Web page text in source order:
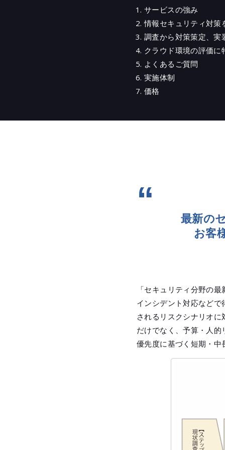
サービスの強み
情報セキュリティ対策
調査から対策策定、実
クラウド環境の評価
よくあるご質問
実施体制
価格
最新の
お客
「セキュリティ分野の
インシデント対応など
されるリスクシナリオ
だけでなく、予算・人
優先度に基づく短期・